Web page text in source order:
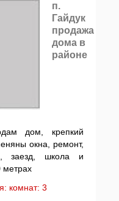
п.
Гайдук
продажа
дома в
районе
дом, крепкий
окна, ремонт,
заезд, школа и
метрах
комнат: 3